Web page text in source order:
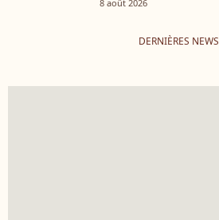
8 août 2026
DERNIÈRES NEWS